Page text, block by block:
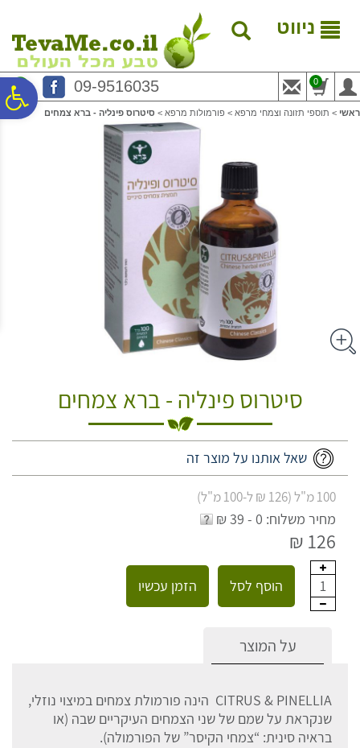
נגישות
המרכזי
ניווט
09-9516035 0
ראשי > תוספי תזונה וצמחי מרפא > פורמולות מרפא > סיטרוס פינליה - ברא צמחים
סיטרוס פינליה - ברא צמחים
שאל אותנו על מוצר זה
100 מ"ל (126 ₪ ל-100 מ"ל)
מחיר משלוח: 0 - 39 ₪
126 ₪
1 הוסף לסל הזמן עכשיו
על המוצר
CITRUS & PINELLIA הינה פורמולת צמחים במיצוי נוזלי,
שנקראת על שמם של שני הצמחים העיקריים שבה (או
בראיה סינית: “צמחי הקיסר” של הפורמולה).